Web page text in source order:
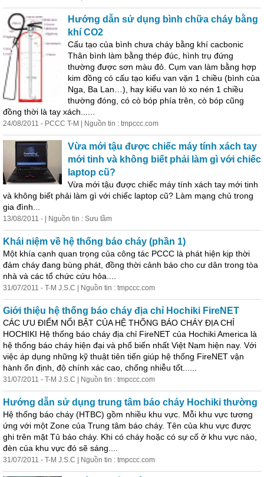
Hướng dẫn sử dụng bình chữa cháy bằng
khí CO2
Cấu tạo của bình chưa cháy bằng khí cacbonic
Thân bình làm bằng thép đúc, hình trụ đứng
thường được sơn màu đỏ. Cụm van làm bằng hợp
kim đồng có cấu tạo kiểu van vặn 1 chiều (bình của
Nga, Ba Lan…), hay kiểu van lò xo nén 1 chiều
thường đóng, có cò bóp phía trên, cò bóp cũng
đồng thời là tay xách......
24/08/2011 - PCCC T-M | Nguồn tin : tmpccc.com
Vừa mới tậu được chiếc máy tính xách tay
mới tinh và không biết phải làm gì với chiếc
laptop cũ?
Vừa mới tậu được chiếc máy tính xách tay mới tinh
và không biết phải làm gì với chiếc laptop cũ? Làm mạng chủ trong
gia đình...
13/08/2011 - | Nguồn tin : Sưu tầm
Khái niệm về hệ thống báo cháy (phần 1)
Một khía cạnh quan trọng của công tác PCCC là phát hiện kịp thời
đám cháy đang bùng phát, đồng thời cảnh báo cho cư dân trong tòa
nhà và các tổ chức cứu hỏa....
31/07/2011 - T-M J.S.C | Nguồn tin : tmpccc.com
Giới thiệu hệ thống báo cháy địa chỉ Hochiki FireNET
CÁC ƯU ĐIỂM NỔI BẬT CỦA HỆ THỐNG BÁO CHÁY ĐỊA CHỈ
HOCHIKI Hệ thống báo cháy địa chỉ FireNET của Hochiki America là
hệ thống báo cháy hiện đại và phổ biến nhất Việt Nam hiện nay. Với
việc áp dụng những kỹ thuật tiên tiến giúp hệ thống FireNET vận
hành ổn định, độ chính xác cao, chống nhiễu tốt......
31/07/2011 - T-M J.S.C | Nguồn tin : tmpccc.com
Hướng dẫn sử dụng trung tâm báo cháy Hochiki thường
Hệ thống báo cháy (HTBC) gồm nhiều khu vực. Mỗi khu vực tương
ứng với một Zone của Trung tâm báo cháy. Tên của khu vực được
ghi trên mặt Tủ báo cháy. Khi có cháy hoặc có sự cố ở khu vực nào,
đèn của khu vực đó sẽ sáng....
31/07/2011 - T-M J.S.C | Nguồn tin : tmpccc.com